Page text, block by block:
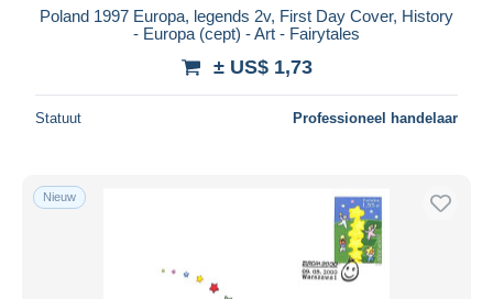
Poland 1997 Europa, legends 2v, First Day Cover, History
- Europa (cept) - Art - Fairytales
± US$ 1,73
Statuut Professioneel handelaar
Nieuw